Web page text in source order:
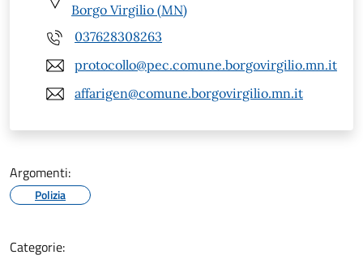
Borgo Virgilio (MN)
037628308263
protocollo@pec.comune.borgovirgilio.mn.it
affarigen@comune.borgovirgilio.mn.it
Argomenti:
Polizia
Categorie: